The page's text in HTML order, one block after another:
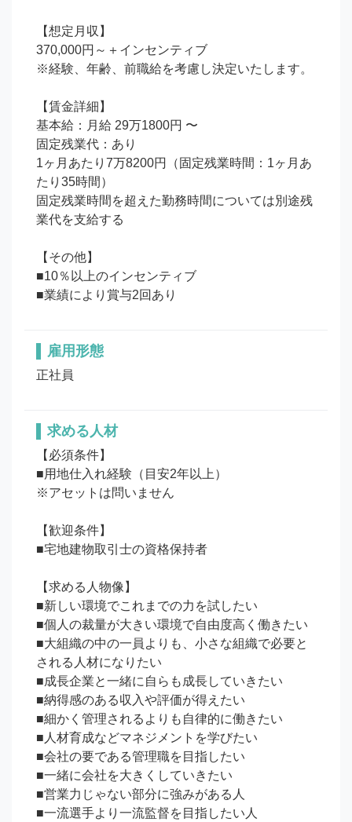
【想定月収】
370,000円～＋インセンティブ
※経験、年齢、前職給を考慮し決定いたします。
【賃金詳細】
基本給：月給 29万1800円 〜
固定残業代：あり
1ヶ月あたり7万8200円（固定残業時間：1ヶ月あ
たり35時間）
固定残業時間を超えた勤務時間については別途残
業代を支給する
【その他】
■10％以上のインセンティブ
■業績により賞与2回あり
雇用形態
正社員
求める人材
【必須条件】
■用地仕入れ経験（目安2年以上）
※アセットは問いません
【歓迎条件】
■宅地建物取引士の資格保持者
【求める人物像】
■新しい環境でこれまでの力を試したい
■個人の裁量が大きい環境で自由度高く働きたい
■大組織の中の一員よりも、小さな組織で必要と
される人材になりたい
■成長企業と一緒に自らも成長していきたい
■納得感のある収入や評価が得えたい
■細かく管理されるよりも自律的に働きたい
■人材育成などマネジメントを学びたい
■会社の要である管理職を目指したい
■一緒に会社を大きくしていきたい
■営業力じゃない部分に強みがある人